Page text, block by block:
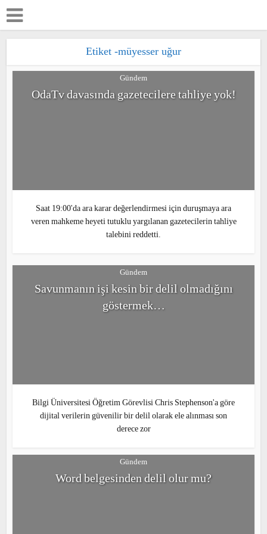
Etiket -müyesser uğur
Gündem
OdaTv davasında gazetecilere tahliye yok!
Saat 19:00'da ara karar değerlendirmesi için duruşmaya ara
veren mahkeme heyeti tutuklu yargılanan gazetecilerin tahliye
talebini reddetti.
Gündem
Savunmanın işi kesin bir delil olmadığını
göstermek…
Bilgi Üniversitesi Öğretim Görevlisi Chris Stephenson'a göre
dijital verilerin güvenilir bir delil olarak ele alınması son
derece zor
Gündem
Word belgesinden delil olur mu?